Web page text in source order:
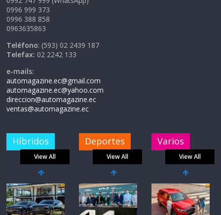
0996 999 373
0996 388 858
0963635863
Teléfono: (593) 02 2439 187
Telefax: 02 2242 133
e-mails:
automagazine.ec@gmail.com
automagazine.ec@yahoo.com
direccion@automagazine.ec
ventas@automagazine.ec
Híbridos
View All
Deportes
View All
Varios
View All